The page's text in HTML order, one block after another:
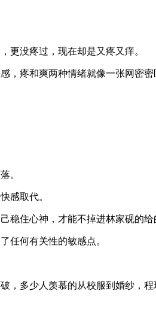
更没疼过，现在却是又疼又痒。
，疼和爽两种情绪就像一张网密
。
感取代。
稳住心神，才能不掉进林家砚的给
任何有关性的敏感点。
，多少人羡慕的从校服到婚纱，